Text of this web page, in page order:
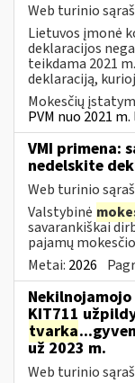
Web turinio
Lietuvos įmonė
deklaracijos
teikdama 2021
deklaraciją,
Mokesčių
PVM nuo 2021
VMI primena:
nedelskite
Web turinio
Valstybinė
savarankiškai
pajamų
Metai: 2026
KIT711
tvarka
už 2023 m.
Web turinio